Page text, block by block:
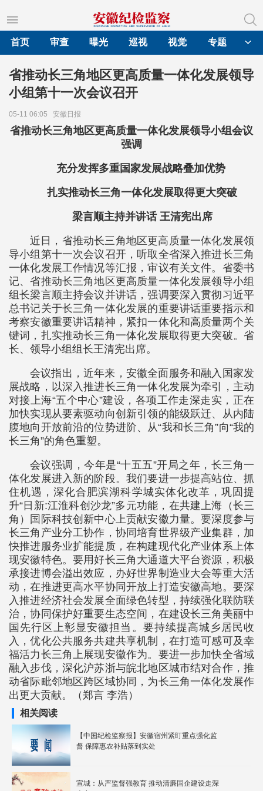
首页
审查 曝光 巡视 视觉 专题
省推动长三角地区更高质量一体化发展领导
小组第十一次会议召开
05-11 06:05 安徽日报
省推动长三角地区更高质量一体化发展领导小组会议
强调
充分发挥多重国家发展战略叠加优势
扎实推动长三角一体化发展取得更大突破
梁言顺主持并讲话 王清宪出席
近日，省推动长三角地区更高质量一体化发展领
导小组第十一次会议召开，听取全省深入推进长三角
一体化发展工作情况等汇报，审议有关文件。省委书
记、省推动长三角地区更高质量一体化发展领导小组
组长梁言顺主持会议并讲话，强调要深入贯彻习近平
总书记关于长三角一体化发展的重要讲话重要指示和
考察安徽重要讲话精神，紧扣一体化和高质量两个关
键词，扎实推动长三角一体化发展取得更大突破。省
长、领导小组组长王清宪出席。
会议指出，近年来，安徽全面服务和融入国家发
展战略，以深入推进长三角一体化发展为牵引，主动
对接上海“五个中心”建设，各项工作走深走实，正在
加快实现从要素驱动向创新引领的能级跃迁、从内陆
腹地向开放前沿的位势进阶、从“我和长三角”向“我的
长三角”的角色重塑。
会议强调，今年是“十五五”开局之年，长三角一
体化发展进入新的阶段。我们要进一步提高站位、抓
住机遇，深化合肥滨湖科学城实体化改革，巩固提
升“日新:江淮科创沙龙”多元功能，在共建上海（长三
角）国际科技创新中心上贡献安徽力量。要深度参与
长三角产业分工协作，协同培育世界级产业集群，加
快推进服务业扩能提质，在构建现代化产业体系上体
现安徽特色。要用好长三角大通道大平台资源，积极
承接进博会溢出效应，办好世界制造业大会等重大活
动，在推进更高水平协同开放上打造安徽高地。要深
入推进经济社会发展全面绿色转型，持续强化联防联
治，协同保护好重要生态空间，在建设长三角美丽中
国先行区上彰显安徽担当。要持续提高城乡居民收
入，优化公共服务共建共享机制，在打造可感可及幸
福活力长三角上展现安徽作为。要进一步加快全省域
融入步伐，深化沪苏浙与皖北地区城市结对合作，推
动省际毗邻地区跨区域协同，为长三角一体化发展作
出更大贡献。（郑言 李浩）
相关阅读
【中国纪检监察报】安徽宿州紧盯重点强化监
督 保障惠农补贴落到实处
宣城：从严监督强教育 推动清廉国企建设走深